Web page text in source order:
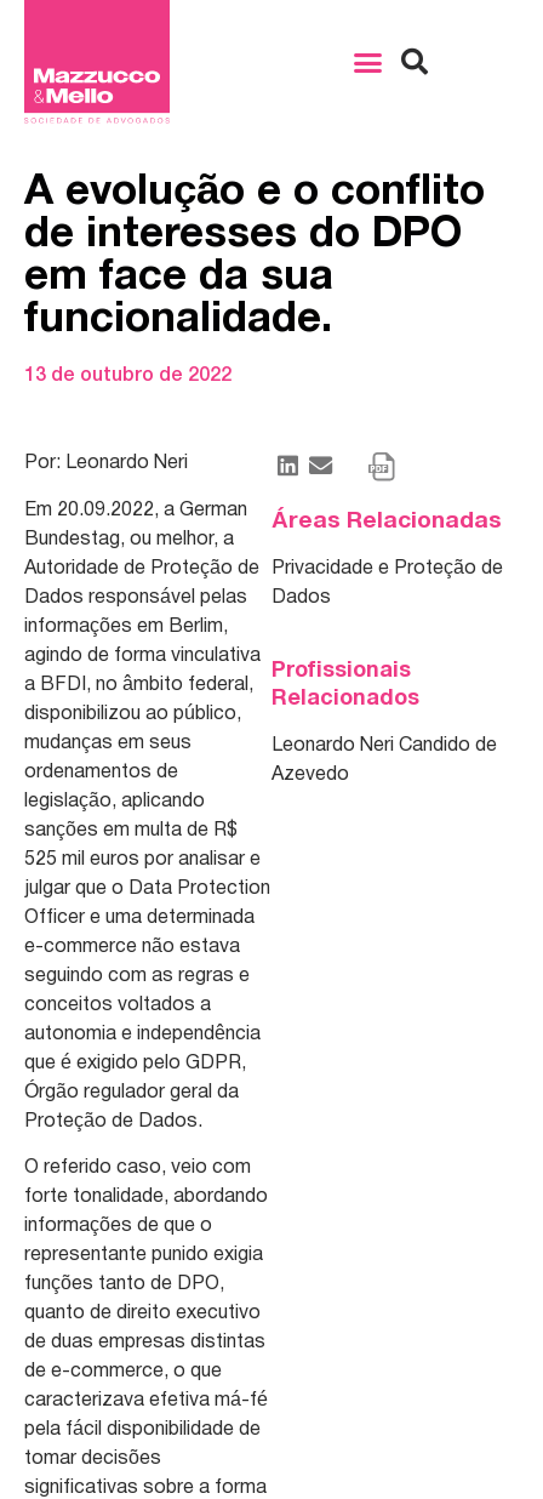
A evolução e o conflito
de interesses do DPO
em face da sua
funcionalidade.
13 de outubro de 2022
Por: Leonardo Neri
Em 20.09.2022, a German
Bundestag, ou melhor, a
Autoridade de Proteção de
Dados responsável pelas
informações em Berlim,
agindo de forma vinculativa
a BFDI, no âmbito federal,
disponibilizou ao público,
mudanças em seus
ordenamentos de
legislação, aplicando
sanções em multa de R$
525 mil euros por analisar e
julgar que o Data Protection
Officer e uma determinada
e-commerce não estava
seguindo com as regras e
conceitos voltados a
autonomia e independência
que é exigido pelo GDPR,
Órgão regulador geral da
Proteção de Dados.
O referido caso, veio com
forte tonalidade, abordando
informações de que o
representante punido exigia
funções tanto de DPO,
quanto de direito executivo
de duas empresas distintas
de e-commerce, o que
caracterizava efetiva má-fé
pela fácil disponibilidade de
tomar decisões
significativas sobre a forma
Áreas Relacionadas
Privacidade e Proteção de
Dados
Profissionais
Relacionados
Leonardo Neri Candido de
Azevedo